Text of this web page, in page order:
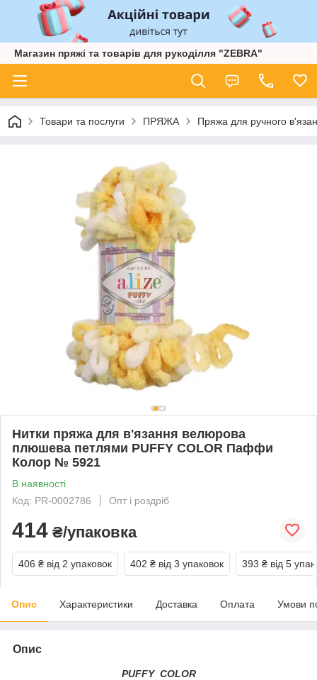
Магазин пряжі та товарів для рукоділля "ZEBRA"
Товари та послуги ПРЯЖА Пряжа для ручного
Нитки пряжа для в'язання велюрова
плюшева петлями PUFFY COLOR Паффи
Колор № 5921
В наявності
Код: PR-0002786
Опт і роздріб
414 ₴/упаковка
406 ₴ від 2 упаковок 402 ₴ від 3 упаковок 393 ₴ від 5
Опис Характеристики Доставка Оплата Умови
Опис
PUFFY COLOR